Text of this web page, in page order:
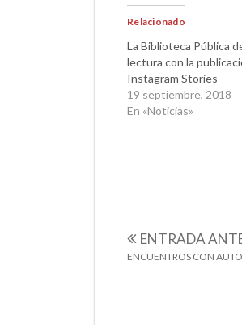
Relacionado
La Biblioteca Pública
lectura con la
Instagram Stories
19 septiembre, 2018
En «Noticias»
ENTRADA
ENCUENTROS CON